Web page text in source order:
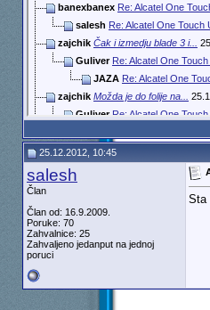
banexbanex Re: Alcatel One
salesh Re: Alcatel One Touch
zajchik Čak i izmedju blade 3 i...
Guliver Re: Alcatel One Touch
JAZA Re: Alcatel One
zajchik Možda je do folije na...
Guliver Re: Alcatel One Touch
25.12.2012, 10:45
salesh
Član
Član od: 16.9.2009.
Poruke: 70
Zahvalnice: 25
Zahvaljeno jedanput na jednoj
poruci
Sta